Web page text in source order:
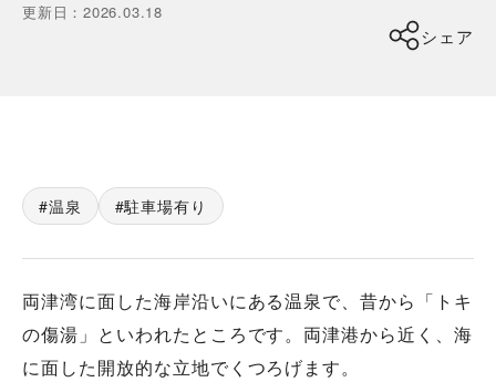
更新日 ：2026.03.18
シェア
温泉 駐車場有り
両津湾に面した海岸沿いにある温泉で、昔から「トキ
の傷湯」といわれたところです。両津港から近く、海
に面した開放的な立地でくつろげます。